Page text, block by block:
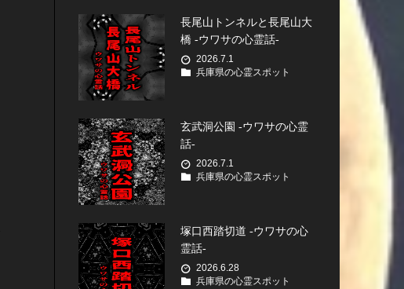
長尾山トンネルと長尾山大
橋 -ウワサの心霊話-
2026.7.1
兵庫県の心霊スポット
玄武洞公園 -ウワサの心霊
話-
2026.7.1
兵庫県の心霊スポット
塚口西踏切道 -ウワサの心
霊話-
2026.6.28
兵庫県の心霊スポット